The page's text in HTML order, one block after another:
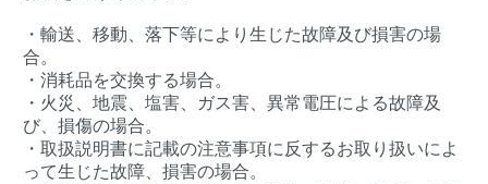
・輸送、移動、落下等により生じた故障及び損害の場
合。
・消耗品を交換する場合。
・火災、地震、塩害、ガス害、異常電圧による故障及
び、損傷の場合。
・取扱説明書に記載の注意事項に反するお取り扱いによ
って生じた故障、損害の場合。